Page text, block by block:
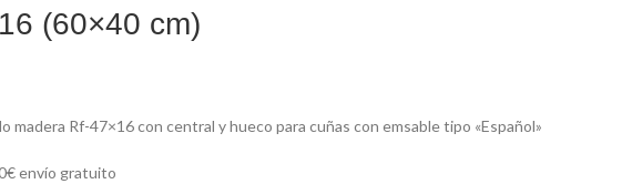
(60×40 cm)
madera Rf-47×16 con central y hueco para cuñas con emsable tipo «Español»
envío gratuito